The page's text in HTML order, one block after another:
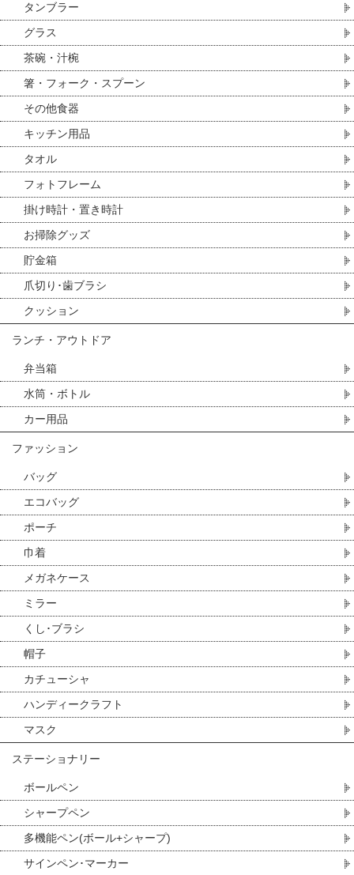
タンブラー
グラス
茶碗・汁椀
箸・フォーク・スプーン
その他食器
キッチン用品
タオル
フォトフレーム
掛け時計・置き時計
お掃除グッズ
貯金箱
爪切り･歯ブラシ
クッション
ランチ・アウトドア
弁当箱
水筒・ボトル
カー用品
ファッション
バッグ
エコバッグ
ポーチ
巾着
メガネケース
ミラー
くし･ブラシ
帽子
カチューシャ
ハンディークラフト
マスク
ステーショナリー
ボールペン
シャープペン
多機能ペン(ボール+シャープ)
サインペン･マーカー